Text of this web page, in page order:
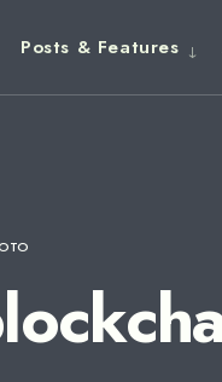
Posts & Features